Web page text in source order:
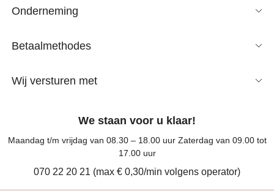
Onderneming
Betaalmethodes
Wij versturen met
We staan voor u klaar!
Maandag t/m vrijdag van 08.30 – 18.00 uur Zaterdag van 09.00 tot
17.00 uur
070 22 20 21 (max € 0,30/min volgens operator)